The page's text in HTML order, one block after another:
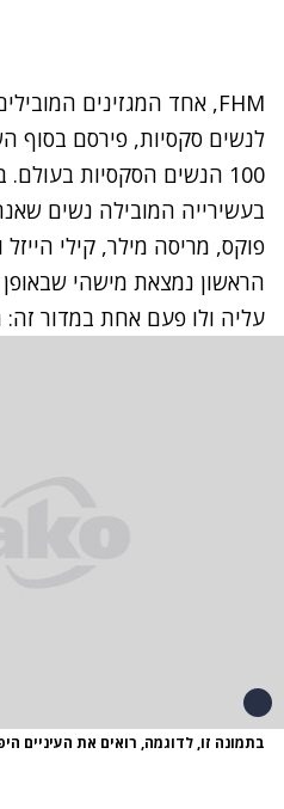
FHM, אחד המגזינים
לנשים סקסיות, פירסם בסוף
100 הנשים הסקסיות
בעשירייה המובילה נשים
פוקס, מריסה מילר, קילי הייזל ו
הראשון נמצאת מישהי
עליה ולו פעם אחת במדור
בתמונה זו, לדוגמה, רואים את העיניים